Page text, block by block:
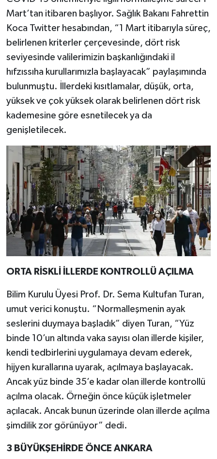
Mart’tan itibaren başlıyor. Sağlık Bakanı Fahrettin
Koca Twitter hesabından, “1 Mart itibarıyla süreç,
belirlenen kriterler çerçevesinde, dört risk
seviyesinde valilerimizin başkanlığındaki il
hıfzıssıha kurullarımızla başlayacak” paylaşımında
bulunmuştu. İllerdeki kısıtlamalar, düşük, orta,
yüksek ve çok yüksek olarak belirlenen dört risk
kademesine göre esnetilecek ya da
genişletilecek.
ORTA RİSKLİ İLLERDE KONTROLLÜ AÇILMA
Bilim Kurulu Üyesi Prof. Dr. Sema Kultufan Turan,
umut verici konuştu. “Normalleşmenin ayak
seslerini duymaya başladık” diyen Turan, “Yüz
binde 10’un altında vaka sayısı olan illerde kişiler,
kendi tedbirlerini uygulamaya devam ederek,
hijyen kurallarına uyarak, açılmaya başlayacak.
Ancak yüz binde 35’e kadar olan illerde kontrollü
açılma olacak. Örneğin önce küçük işletmeler
açılacak. Ancak bunun üzerinde olan illerde açılma
şimdilik zor görünüyor” dedi.
3 BÜYÜKŞEHİRDE ÖNCE ANKARA